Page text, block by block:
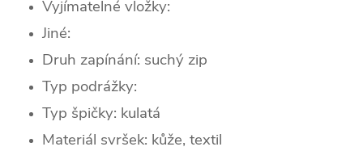
Vyjímatelné vložky:
Jiné:
Druh zapínání: suchý zip
Typ podrážky:
Typ špičky: kulatá
Materiál svršek: kůže, textil